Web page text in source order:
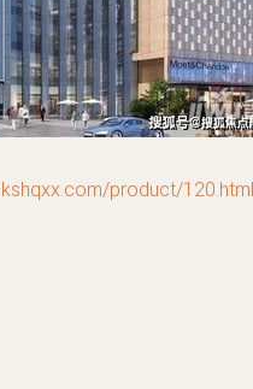
product/120.html